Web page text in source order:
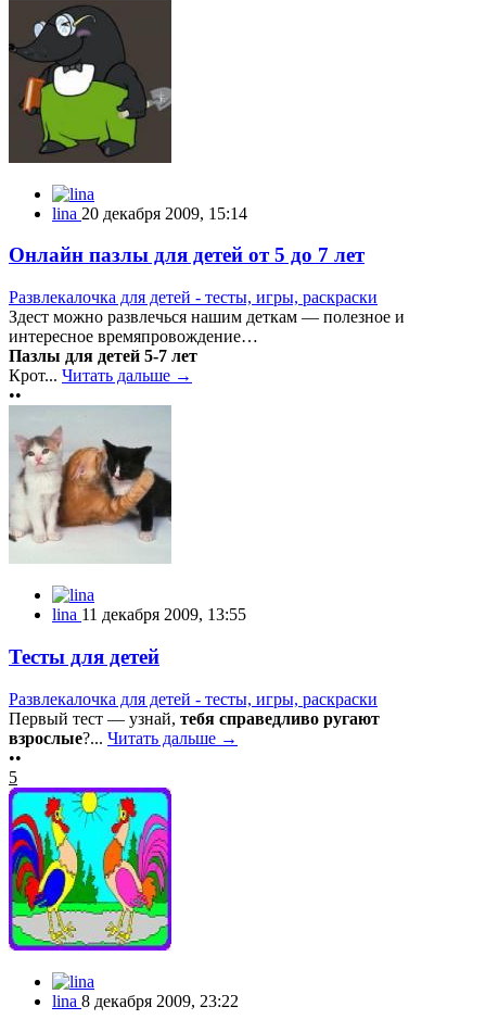
lina 20 декабря 2009, 15:14
Онлайн пазлы для детей от 5 до 7 лет
Развлекалочка для детей - тесты, игры, раскраски
Здест можно развлечься нашим деткам — полезное и
интересное времяпровождение…
Пазлы для детей 5-7 лет
Крот... Читать дальше →
••
lina 11 декабря 2009, 13:55
Тесты для детей
Развлекалочка для детей - тесты, игры, раскраски
Первый тест — узнай, тебя справедливо ругают
взрослые?... Читать дальше →
••
5
lina 8 декабря 2009, 23:22